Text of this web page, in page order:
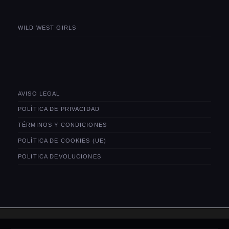
WILD WEST GIRLS
AVISO LEGAL
POLÍTICA DE PRIVACIDAD
TÉRMINOS Y CONDICIONES
POLÍTICA DE COOKIES (UE)
POLITICA DEVOLUCIONES